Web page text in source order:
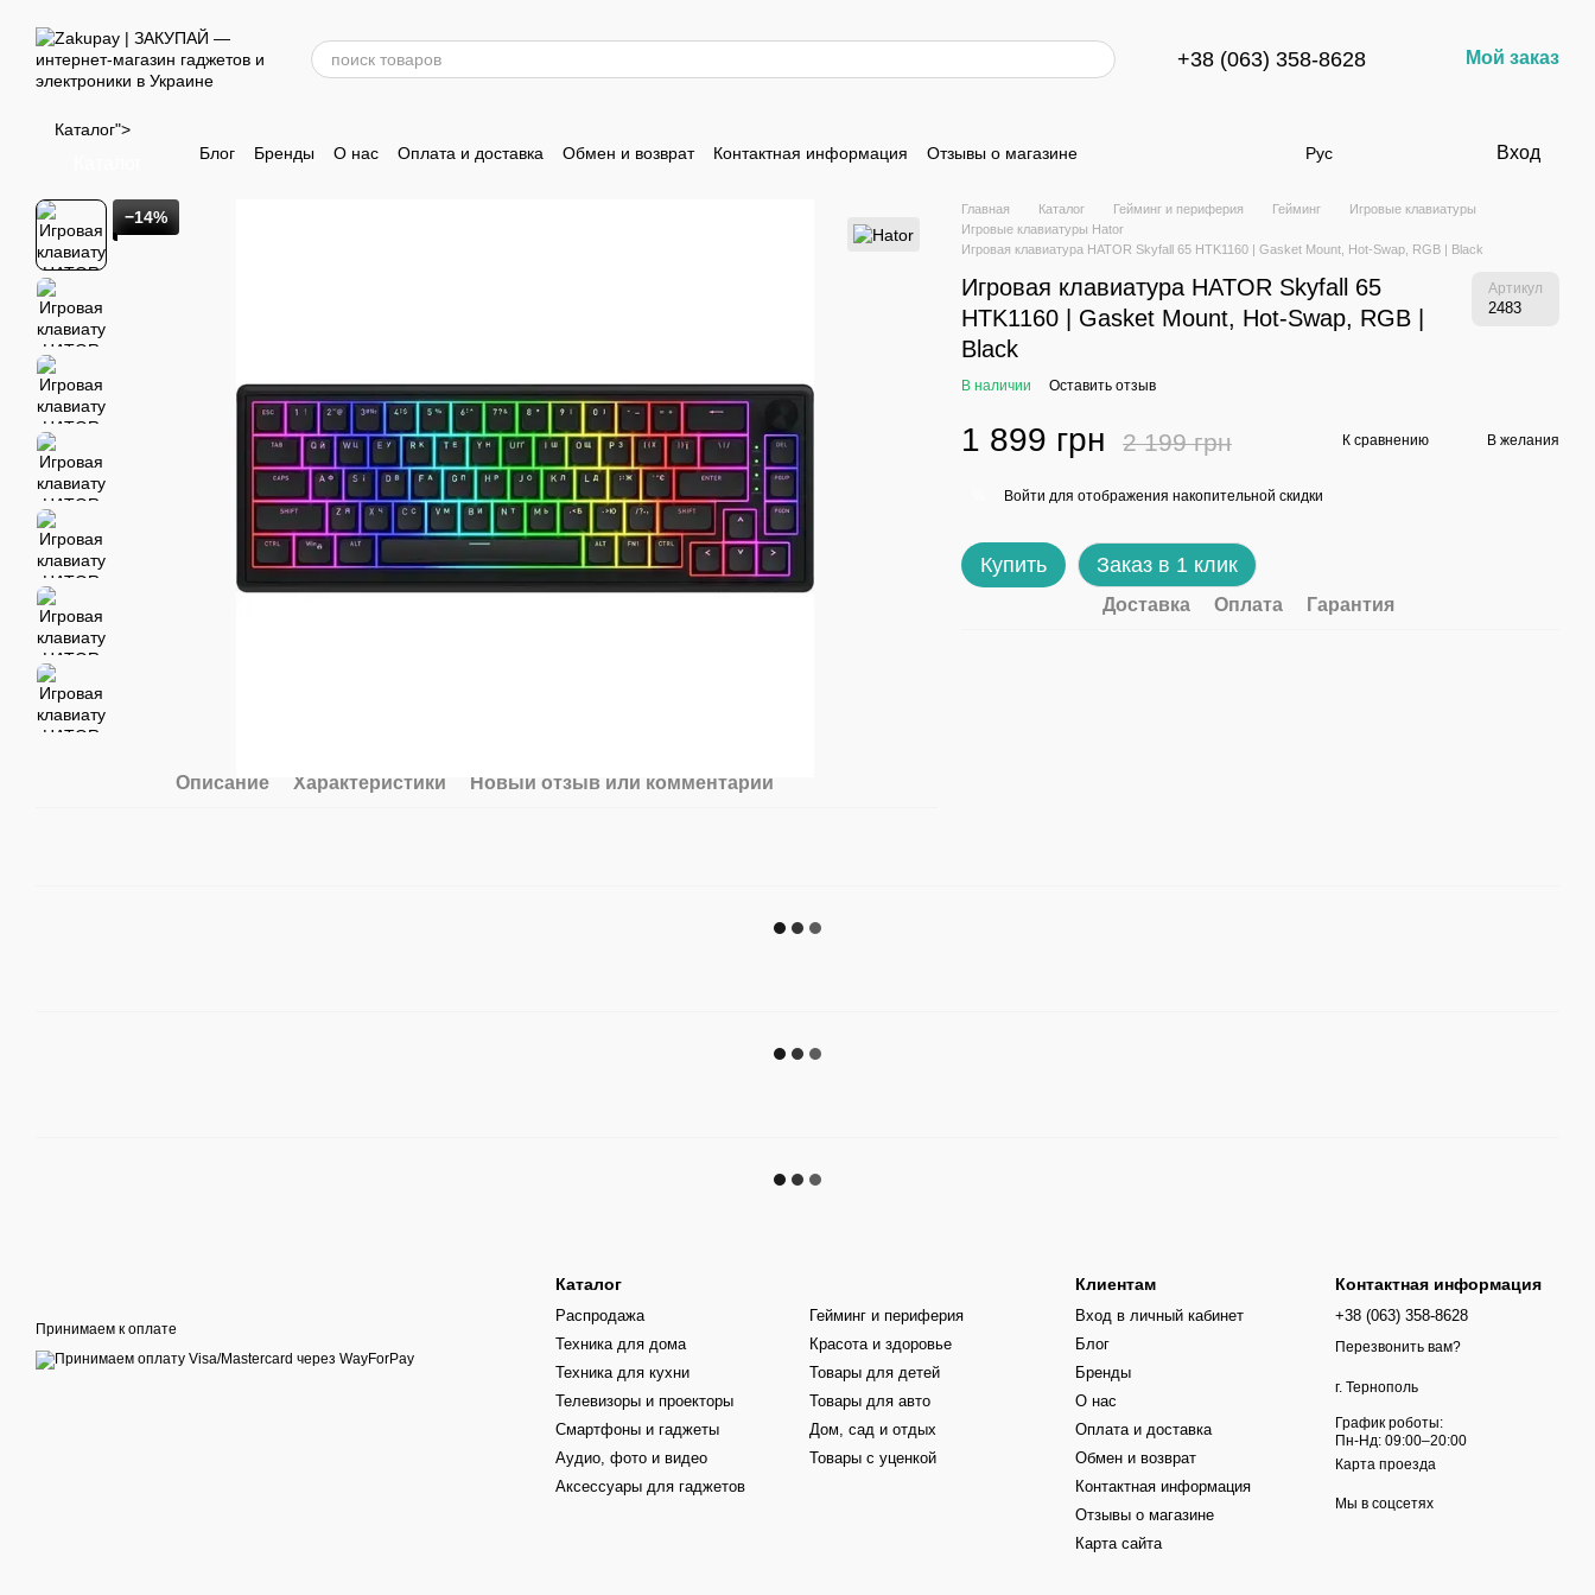
+38 (063) 358-8628 Мой заказ
Каталог">
Блог Бренды О нас Оплата и доставка Обмен и возврат Контактная информация Отзывы о магазине Рус Вход
−14%
Описание Характеристики Новый отзыв или комментарий
Главная Каталог Гейминг и периферия Гейминг
Игровые клавиатуры
Игровые клавиатуры Hator
Игровая клавиатура HATOR Skyfall 65 HTK1160 | Gasket Mount, Hot-Swap, RGB | Black
Игровая клавиатура HATOR Skyfall 65
HTK1160 | Gasket Mount, Hot-Swap, RGB |
Black
Артикул
2483
В наличии Оставить отзыв
1 899 грн 2 199 грн К сравнению В желания
Войти для отображения накопительной скидки
Купить Заказ в 1 клик
Доставка Оплата Гарантия
Принимаем к оплате
Каталог
Распродажа
Техника для дома
Техника для кухни
Телевизоры и проекторы
Смартфоны и гаджеты
Аудио, фото и видео
Аксессуары для гаджетов
Гейминг и периферия
Красота и здоровье
Товары для детей
Товары для авто
Дом, сад и отдых
Товары с уценкой
Клиентам
Вход в личный кабинет
Блог
Бренды
О нас
Оплата и доставка
Обмен и возврат
Контактная информация
Отзывы о магазине
Карта сайта
Контактная информация
+38 (063) 358-8628
Перезвонить вам?
г. Тернополь
График роботы:
Пн-Нд: 09:00–20:00
Карта проезда
Мы в соцсетях